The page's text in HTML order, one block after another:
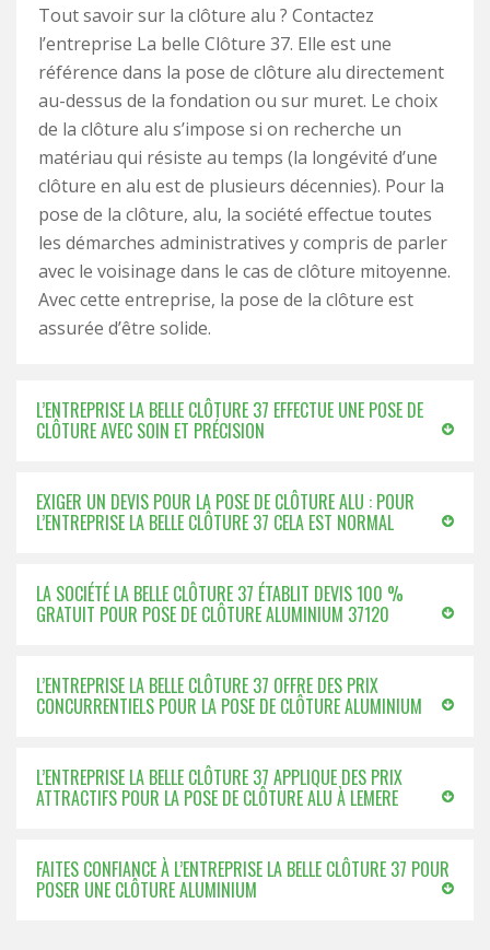
Tout savoir sur la clôture alu ? Contactez
l’entreprise La belle Clôture 37. Elle est une
référence dans la pose de clôture alu directement
au-dessus de la fondation ou sur muret. Le choix
de la clôture alu s’impose si on recherche un
matériau qui résiste au temps (la longévité d’une
clôture en alu est de plusieurs décennies). Pour la
pose de la clôture, alu, la société effectue toutes
les démarches administratives y compris de parler
avec le voisinage dans le cas de clôture mitoyenne.
Avec cette entreprise, la pose de la clôture est
assurée d’être solide.
L’ENTREPRISE LA BELLE CLÔTURE 37 EFFECTUE UNE POSE DE
CLÔTURE AVEC SOIN ET PRÉCISION
EXIGER UN DEVIS POUR LA POSE DE CLÔTURE ALU : POUR
L’ENTREPRISE LA BELLE CLÔTURE 37 CELA EST NORMAL
LA SOCIÉTÉ LA BELLE CLÔTURE 37 ÉTABLIT DEVIS 100 %
GRATUIT POUR POSE DE CLÔTURE ALUMINIUM 37120
L’ENTREPRISE LA BELLE CLÔTURE 37 OFFRE DES PRIX
CONCURRENTIELS POUR LA POSE DE CLÔTURE ALUMINIUM
L’ENTREPRISE LA BELLE CLÔTURE 37 APPLIQUE DES PRIX
ATTRACTIFS POUR LA POSE DE CLÔTURE ALU À LEMERE
FAITES CONFIANCE À L’ENTREPRISE LA BELLE CLÔTURE 37 POUR
POSER UNE CLÔTURE ALUMINIUM